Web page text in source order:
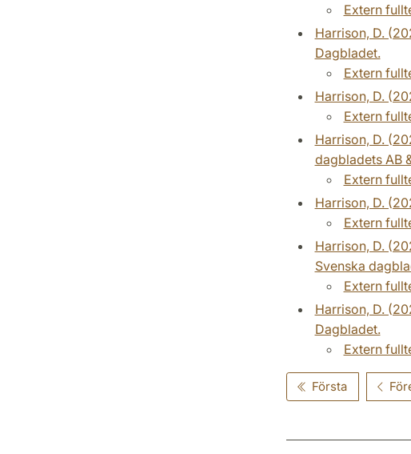
Extern
Harrison, D.
Dagbladet.
Extern
Harrison, D.
Extern
Harrison, D.
dagbladets AB
Extern
Harrison, D.
Extern
Harrison, D.
Svenska
Extern
Harrison, D.
Dagbladet.
Extern
Första